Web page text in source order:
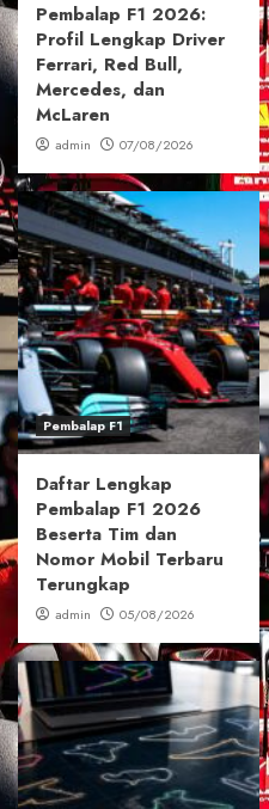
Pembalap F1 2026:
Profil Lengkap Driver
Ferrari, Red Bull,
Mercedes, dan
McLaren
admin 07/08/2026
Pembalap F1
Daftar Lengkap
Pembalap F1 2026
Beserta Tim dan
Nomor Mobil Terbaru
Terungkap
admin 05/08/2026